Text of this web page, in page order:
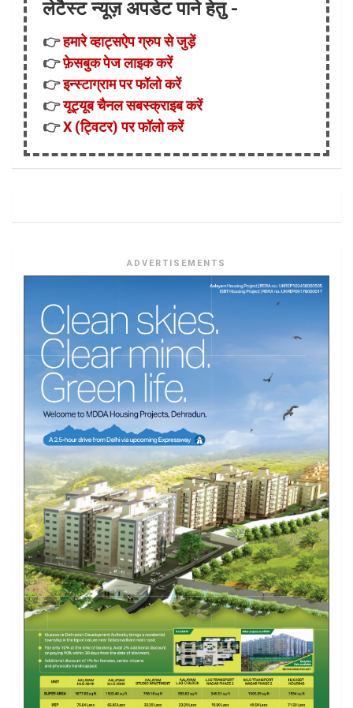
लेटैस्ट न्यूज़ अपडेट पाने हेतु -
👉हमारे व्हाट्सऐप ग्रुप से जुड़ें
👉फ़ेसबुक पेज लाइक करें
👉इन्स्टाग्राम पर फॉलो करें
👉यूट्यूब चैनल सबस्क्राइब करें
👉X (ट्विटर) पर फॉलो करें
ADVERTISEMENTS